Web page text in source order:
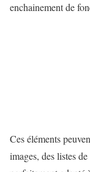
enchainement de
Ces éléments
images, des listes